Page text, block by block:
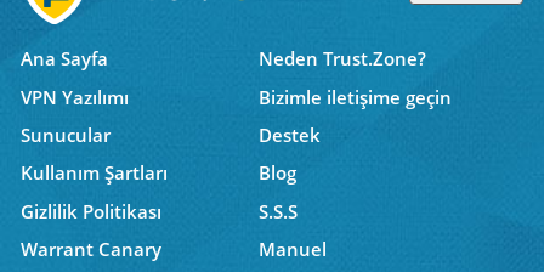
Ana Sayfa
Neden Trust.Zone?
VPN Yazılımı
Bizimle iletişime geçin
Sunucular
Destek
Kullanım Şartları
Blog
Gizlilik Politikası
S.S.S
Warrant Canary
Manuel